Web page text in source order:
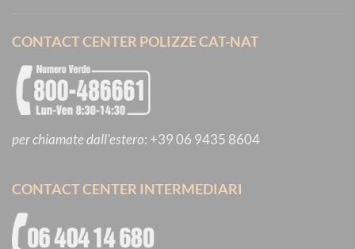
CONTACT CENTER POLIZZE CAT-NAT
per chiamate dall'estero: +39 06 9435 8604
CONTACT CENTER INTERMEDIARI